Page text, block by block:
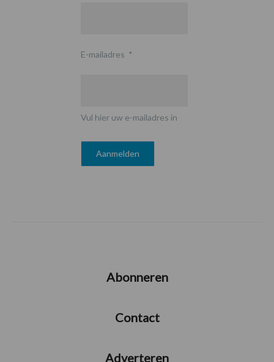
E-mailadres *
Vul hier uw e-mailadres in
Abonneren
Contact
Adverteren